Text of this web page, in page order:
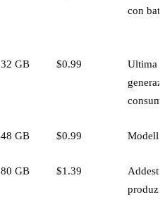
con
32 GB $0.99
Ultima
48 GB $0.99 Modelli
80 GB $1.39